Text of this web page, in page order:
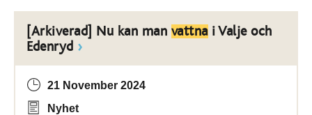
[Arkiverad] Nu kan man vattnai Valje och
Edenryd
21 November 2024
Nyhet